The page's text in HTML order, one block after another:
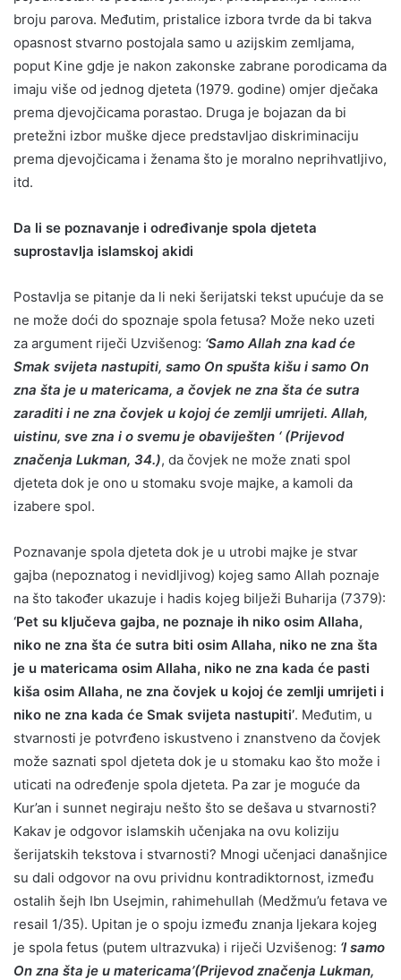
broju parova. Međutim, pristalice izbora tvrde da bi takva
opasnost stvarno postojala samo u azijskim zemljama,
poput Kine gdje je nakon zakonske zabrane porodicama da
imaju više od jednog djeteta (1979. godine) omjer dječaka
prema djevojčicama porastao. Druga je bojazan da bi
pretežni izbor muške djece predstavljao diskriminaciju
prema djevojčicama i ženama što je moralno neprihvatljivo,
itd.
Da li se poznavanje i određivanje spola djeteta
suprostavlja islamskoj akidi
Postavlja se pitanje da li neki šerijatski tekst upućuje da se
ne može doći do spoznaje spola fetusa? Može neko uzeti
za argument riječi Uzvišenog: ‘Samo Allah zna kad će
Smak svijeta nastupiti, samo On spušta kišu i samo On
zna šta je u matericama, a čovjek ne zna šta će sutra
zaraditi i ne zna čovjek u kojoj će zemlji umrijeti. Allah,
uistinu, sve zna i o svemu je obaviješten ‘ (Prijevod
značenja Lukman, 34.), da čovjek ne može znati spol
djeteta dok je ono u stomaku svoje majke, a kamoli da
izabere spol.
Poznavanje spola djeteta dok je u utrobi majke je stvar
gajba (nepoznatog i nevidljivog) kojeg samo Allah poznaje
na što također ukazuje i hadis kojeg bilježi Buharija (7379):
‘Pet su ključeva gajba, ne poznaje ih niko osim Allaha,
niko ne zna šta će sutra biti osim Allaha, niko ne zna šta
je u matericama osim Allaha, niko ne zna kada će pasti
kiša osim Allaha, ne zna čovjek u kojoj će zemlji umrijeti i
niko ne zna kada će Smak svijeta nastupiti’. Međutim, u
stvarnosti je potvrđeno iskustveno i znanstveno da čovjek
može saznati spol djeteta dok je u stomaku kao što može i
uticati na određenje spola djeteta. Pa zar je moguće da
Kur’an i sunnet negiraju nešto što se dešava u stvarnosti?
Kakav je odgovor islamskih učenjaka na ovu koliziju
šerijatskih tekstova i stvarnosti? Mnogi učenjaci današnjice
su dali odgovor na ovu prividnu kontradiktornost, između
ostalih šejh Ibn Usejmin, rahimehullah (Medžmu’u fetava ve
resail 1/35). Upitan je o spoju između znanja ljekara kojeg
je spola fetus (putem ultrazvuka) i riječi Uzvišenog: ‘I samo
On zna šta je u matericama’(Prijevod značenja Lukman,